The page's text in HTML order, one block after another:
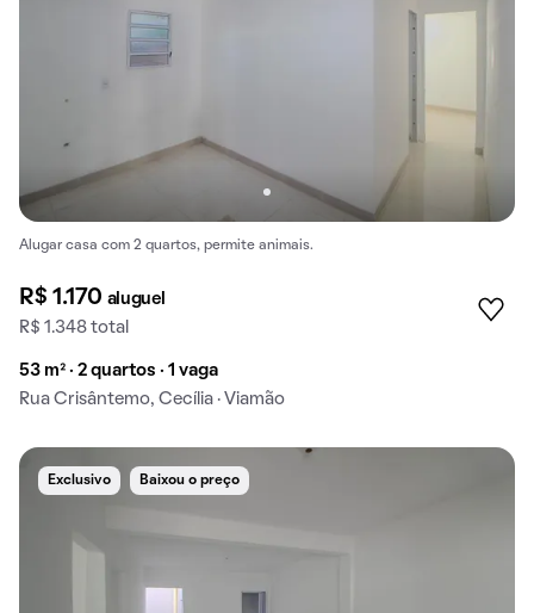
Alugar casa com 2 quartos, permite animais.
R$ 1.170 aluguel
R$ 1.348 total
53 m² · 2 quartos · 1 vaga
Rua Crisântemo, Cecília · Viamão
Exclusivo Baixou o preço